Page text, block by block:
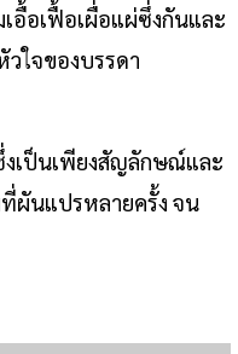
อื้อเฟื้อเผื่อแผ่ซึ่งกันและ
ใจของบรรดา
งเป็นเพียงสัญลักษณ์และ
ผันแปรหลายครั้ง จน